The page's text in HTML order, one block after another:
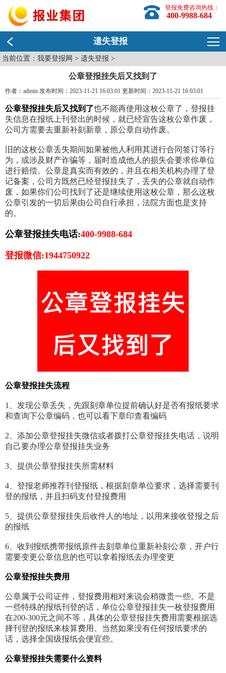
登报免费咨询热线：
400-9988-684
遗失登报
当前位置：我要登报网 >遗失登报 >
公章登报挂失后又找到了
作者：admin 发布时间：2023-11-21 16:03:01 更新时间：2023-11-21 16:03:01
公章登报挂失后又找到了也不能再使用这枚公章了，登报挂
失信息在报纸上刊登出的时候，就已经宣告这枚公章作废，
公司方需要去重新补刻新章，原公章自动作废。
旧的这枚公章丢失期间如果被他人利用其进行合同签订等行
为，或涉及财产诈骗等，届时造成他人的损失会要求你单位
进行赔偿。公章是真实而有效的，并且在相关机构办理了登
记备案，公司方既然已经登报挂失了，丢失的公章就自动作
废，如果你们公司找到了还是继续使用这枚公章，那么这枚
公章引发的一切后果由公司自行承担，法院方面也是支持
的。
公章登报挂失电话:400-9988-684
登报微信:1944750922
公章登报挂失流程
1、发现公章丢失，先跟刻章单位提前确认好是否有报纸要求
和查询下公章编码，也可以看下章印查看编码
2、添加公章登报挂失微信或者拨打公章登报挂失电话，说明
自己要办理公章登报挂失业务
3、提供公章登报挂失所需材料
4、登报老师推荐刊登报纸，根据刻章单位要求，选择需要刊
登的报纸，并且扫码支付登报费用
5、提供公章登报挂失后收件人的地址，以用来接收登报之后
的报纸
6、收到报纸携带报纸原件去刻章单位重新补刻公章，开户行
需要变更公章信息的也可以拿着报纸去办理变更
公章登报挂失费用
公章属于公司证件，登报费用相对来说会稍微贵一些。不是
一些特殊的报纸刊登的话，单位公章登报挂失一枚登报费用
在200-300元之间不等，具体的公章登报挂失费用需要根据选
择刊登的报纸来核算费用。当然如果没有任何报纸要求的
话，选择全国级报纸会便宜些。
公章登报挂失需要什么资料